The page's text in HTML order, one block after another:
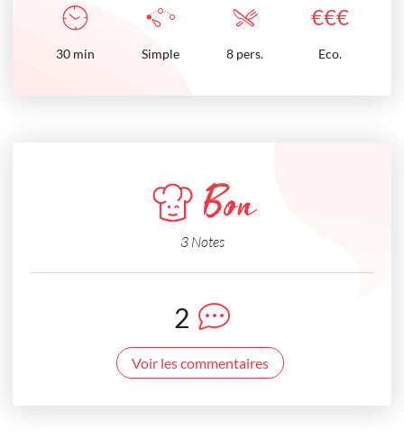
€€€
30 min Simple 8 pers. Eco.
Bon
3 Notes
2
Voir les commentaires